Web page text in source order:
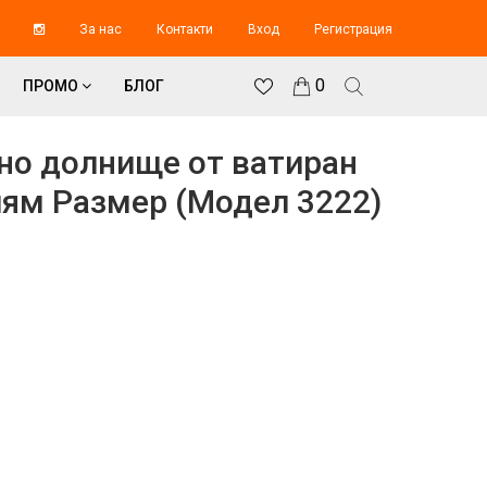
За нас Контакти Вход Регистрация
ПРОМО БЛОГ 0
долнище от ватиран
Размер (Модел 3222)